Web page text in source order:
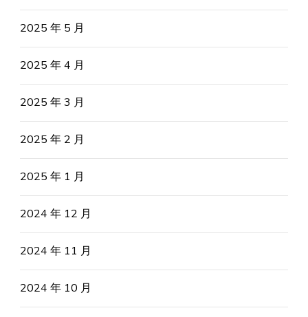
2025 年 5 月
2025 年 4 月
2025 年 3 月
2025 年 2 月
2025 年 1 月
2024 年 12 月
2024 年 11 月
2024 年 10 月